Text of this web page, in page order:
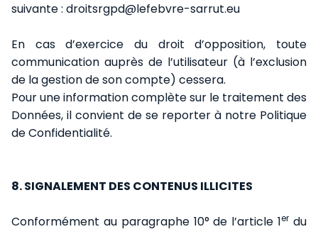
suivante : droitsrgpd@lefebvre-sarrut.eu
En cas d’exercice du droit d’opposition, toute
communication auprès de l’utilisateur (à l’exclusion
de la gestion de son compte) cessera.
Pour une information complète sur le traitement des
Données, il convient de se reporter à notre Politique
de Confidentialité.
8. SIGNALEMENT DES CONTENUS ILLICITES
Conformément au paragraphe 10° de l’article 1er du